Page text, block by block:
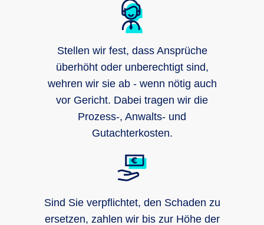
Stellen wir fest, dass Ansprüche
überhöht oder unberechtigt sind,
wehren wir sie ab - wenn nötig auch
vor Gericht. Dabei tragen wir die
Prozess-, Anwalts- und
Gutachterkosten.
Sind Sie verpflichtet, den Schaden zu
ersetzen, zahlen wir bis zur Höhe der